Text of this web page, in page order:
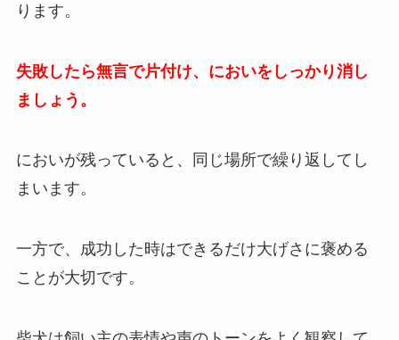
ります。
失敗したら無言で片付け、においをしっかり消し
ましょう。
においが残っていると、同じ場所で繰り返してし
まいます。
一方で、成功した時はできるだけ大げさに褒める
ことが大切です。